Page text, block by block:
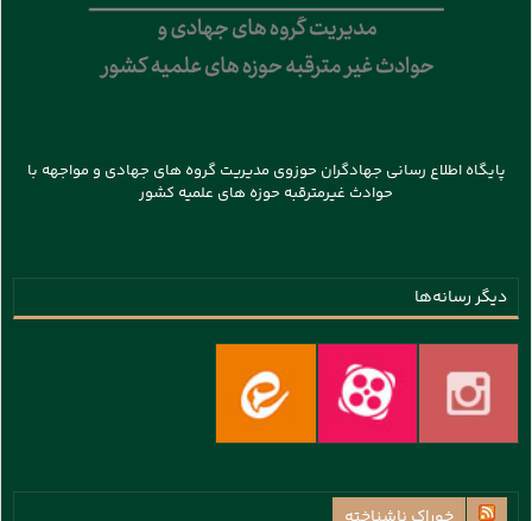
پایگاه اطلاع رسانی جهادگران حوزوی مدیریت گروه های جهادی و مواجهه با
حوادث غیرمترقبه حوزه های علمیه کشور
دیگر رسانه‌ها